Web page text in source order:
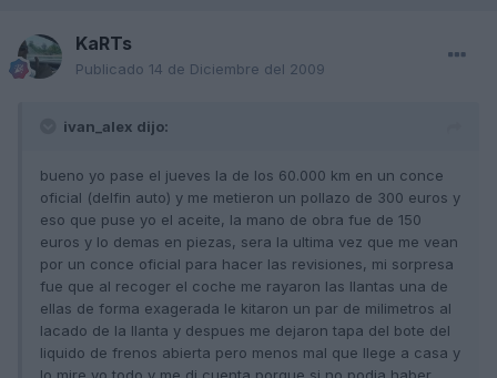
KaRTs
Publicado 14 de Diciembre del 2009
ivan_alex dijo:
bueno yo pase el jueves la de los 60.000 km en un conce
oficial (delfin auto) y me metieron un pollazo de 300 euros y
eso que puse yo el aceite, la mano de obra fue de 150
euros y lo demas en piezas, sera la ultima vez que me vean
por un conce oficial para hacer las revisiones, mi sorpresa
fue que al recoger el coche me rayaron las llantas una de
ellas de forma exagerada le kitaron un par de milimetros al
lacado de la llanta y despues me dejaron tapa del bote del
liquido de frenos abierta pero menos mal que llege a casa y